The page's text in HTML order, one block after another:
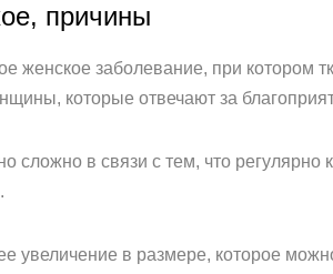
причины
женское заболевание, при котором
которые отвечают за
сложно в связи с тем, что
увеличение в размере, которое